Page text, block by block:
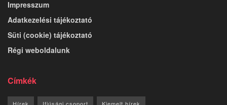
Impresszum
Adatkezelési tájékoztató
Süti (cookie) tájékoztató
Régi weboldalunk
Címkék